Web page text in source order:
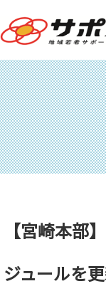
【宮崎本部
ジュールを